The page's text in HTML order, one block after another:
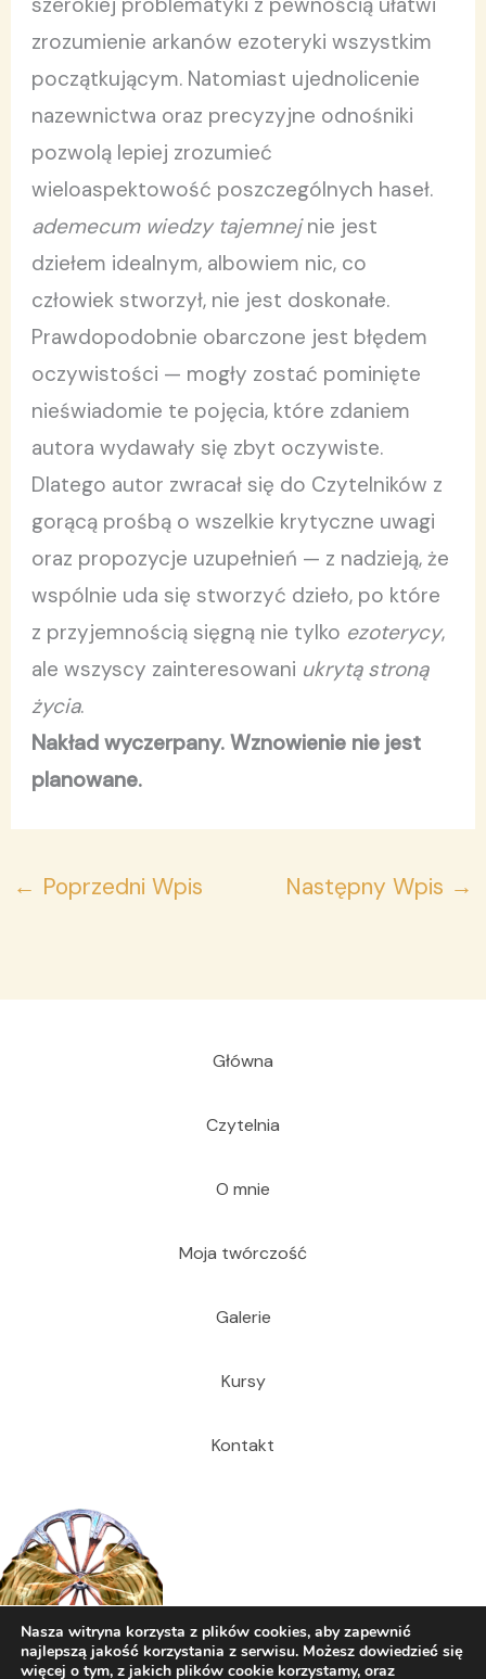
zrozumienie arkanów ezoteryki wszystkim
początkującym. Natomiast ujednolicenie
nazewnictwa oraz precyzyjne odnośniki
pozwolą lepiej zrozumieć
wieloaspektowość poszczególnych haseł.
ademecum wiedzy tajemnejnie jest
dziełem idealnym, albowiem nic, co
człowiek stworzył, nie jest doskonałe.
Prawdopodobnie obarczone jest błędem
oczywistości — mogły zostać pominięte
nieświadomie te pojęcia, które zdaniem
autora wydawały się zbyt oczywiste.
Dlatego autor zwracał się do Czytelników z
gorącą prośbą o wszelkie krytyczne uwagi
oraz propozycje uzupełnień — z nadzieją, że
wspólnie uda się stworzyć dzieło, po które
z przyjemnością sięgną nie tylko ezoterycy,
ale wszyscy zainteresowani ukrytą stroną
życia.
Nakład wyczerpany. Wznowienie nie jest
planowane.
← Poprzedni Wpis Następny Wpis →
Główna
Czytelnia
O mnie
Moja twórczość
Galerie
Kursy
Kontakt
Nasza witryna korzysta z plików cookies, aby zapewnić
najlepszą jakość korzystania z serwisu. Możesz dowiedzieć się
więcej o tym, z jakich plików cookie korzystamy, oraz